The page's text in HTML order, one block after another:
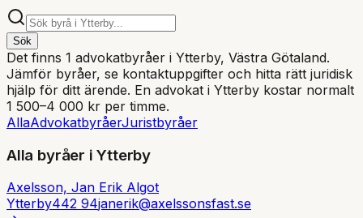
Sök
Det finns 1 advokatbyråer i Ytterby, Västra Götaland.
Jämför byråer, se kontaktuppgifter och hitta rätt juridisk
hjälp för ditt ärende. En advokat i Ytterby kostar normalt
1 500–4 000 kr per timme.
AllaAdvokatbyråerJuristbyråer
Alla byråer iYtterby
Axelsson, Jan Erik Algot
Ytterby442 94janerik@axelssonsfast.se